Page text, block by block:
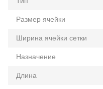
Размер ячейки
Ширина ячейки сетки
Назначение
Длина